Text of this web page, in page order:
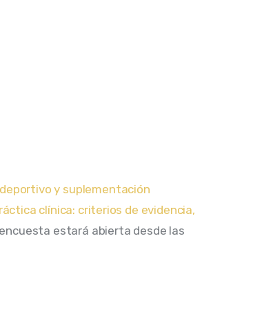
y suplementación
clínica: criterios de evidencia,
estará abierta desde las